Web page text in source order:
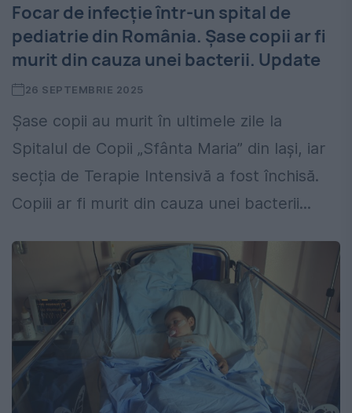
Focar de infecție într-un spital de
pediatrie din România. Șase copii ar fi
murit din cauza unei bacterii. Update
26 SEPTEMBRIE 2025
Șase copii au murit în ultimele zile la
Spitalul de Copii „Sfânta Maria” din Iași, iar
secția de Terapie Intensivă a fost închisă.
Copiii ar fi murit din cauza unei bacterii...